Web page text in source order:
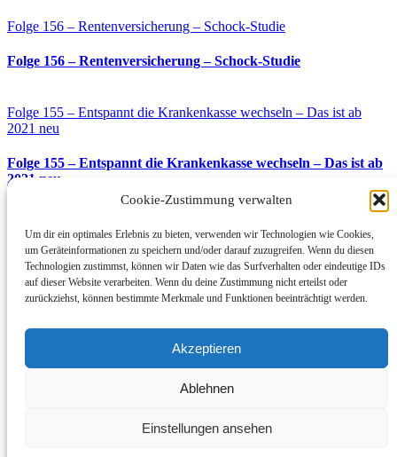
Cookie-Zustimmung verwalten
Um dir ein optimales Erlebnis zu bieten, verwenden wir Technologien wie Cookies,
um Geräteinformationen zu speichern und/oder darauf zuzugreifen. Wenn du diesen
Technologien zustimmst, können wir Daten wie das Surfverhalten oder eindeutige IDs
auf dieser Website verarbeiten. Wenn du deine Zustimmung nicht erteilst oder
zurückziehst, können bestimmte Merkmale und Funktionen beeinträchtigt werden.
Akzeptieren
Ablehnen
Einstellungen ansehen
Folge 156 – Rentenversicherung – Schock-Studie
Folge 156 – Rentenversicherung – Schock-Studie
Folge 155 – Entspannt die Krankenkasse wechseln – Das ist ab
2021 neu
Folge 155 – Entspannt die Krankenkasse wechseln – Das ist ab
2021 neu
Folge 154 – Anonyme Versicherungsvermittlung – Erstinformation
Folge 154 – Anonyme Versicherungsvermittlung –
Erstinformation
Folge 152 – mehrfach versichert – doppelt abkassieren
Folge 152 – mehrfach versichert – doppelt abkassieren